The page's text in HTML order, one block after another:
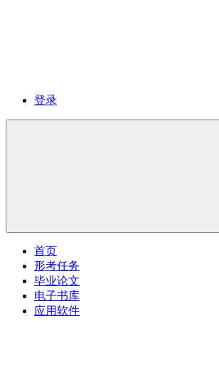
登录
首页
形考任务
毕业论文
电子书库
应用软件